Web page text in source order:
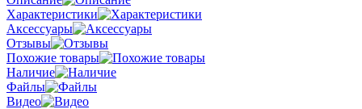
Характеристики
Аксессуары
Отзывы
Похожие товары
Наличие
Файлы
Видео